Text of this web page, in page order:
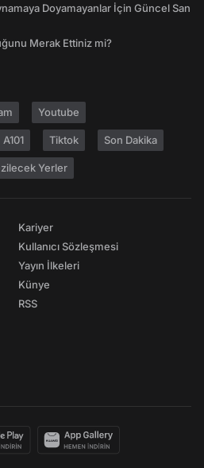
Doyamayanlar İçin Güncel San
Merak Ettiniz mi?
Youtube
A101 Tiktok Son Dakika
Yerler
Kariyer
Kullanıcı Sözleşmesi
Yayın İlkeleri
Künye
RSS